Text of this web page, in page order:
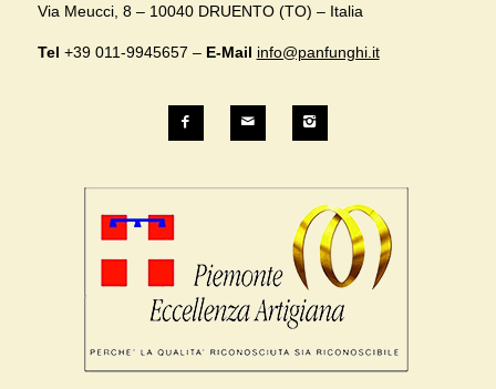
Via Meucci, 8 – 10040 DRUENTO (TO) – Italia
Tel +39 011-9945657 – E-Mail info@panfunghi.it